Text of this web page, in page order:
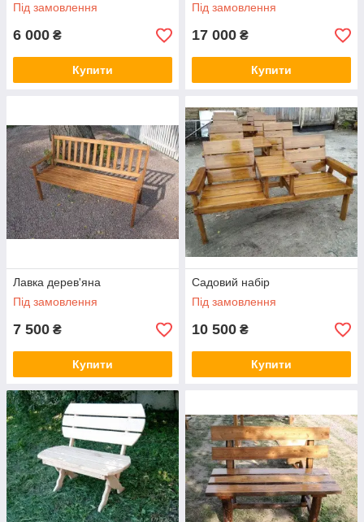
Під замовлення
6 000 ₴
Купити
Під замовлення
17 000 ₴
Купити
Лавка дерев'яна
Під замовлення
7 500 ₴
Купити
Садовий набір
Під замовлення
10 500 ₴
Купити